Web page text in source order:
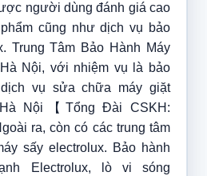
người dùng đánh giá cao
cũng như dịch vụ bảo
Trung Tâm Bảo Hành Máy
Nội, với nhiệm vụ là bảo
vụ sửa chữa máy giặt
Nội【Tổng Đài CSKH:
ra, còn có các trung tâm
sấy electrolux. Bảo hành
Electrolux, lò vi sóng